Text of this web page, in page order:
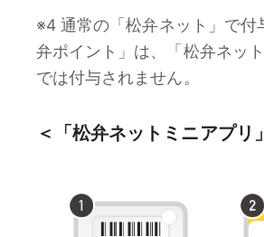
※4 通常の「松弁ネット」で付
弁ポイント」は、「松弁ネット
では付与されません。
＜「松弁ネットミニアプリ